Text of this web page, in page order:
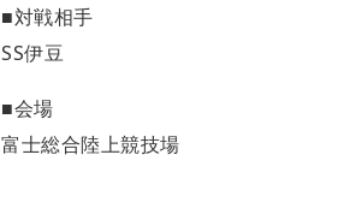
■対戦相手
SS伊豆
■会場
富士総合陸上競技場